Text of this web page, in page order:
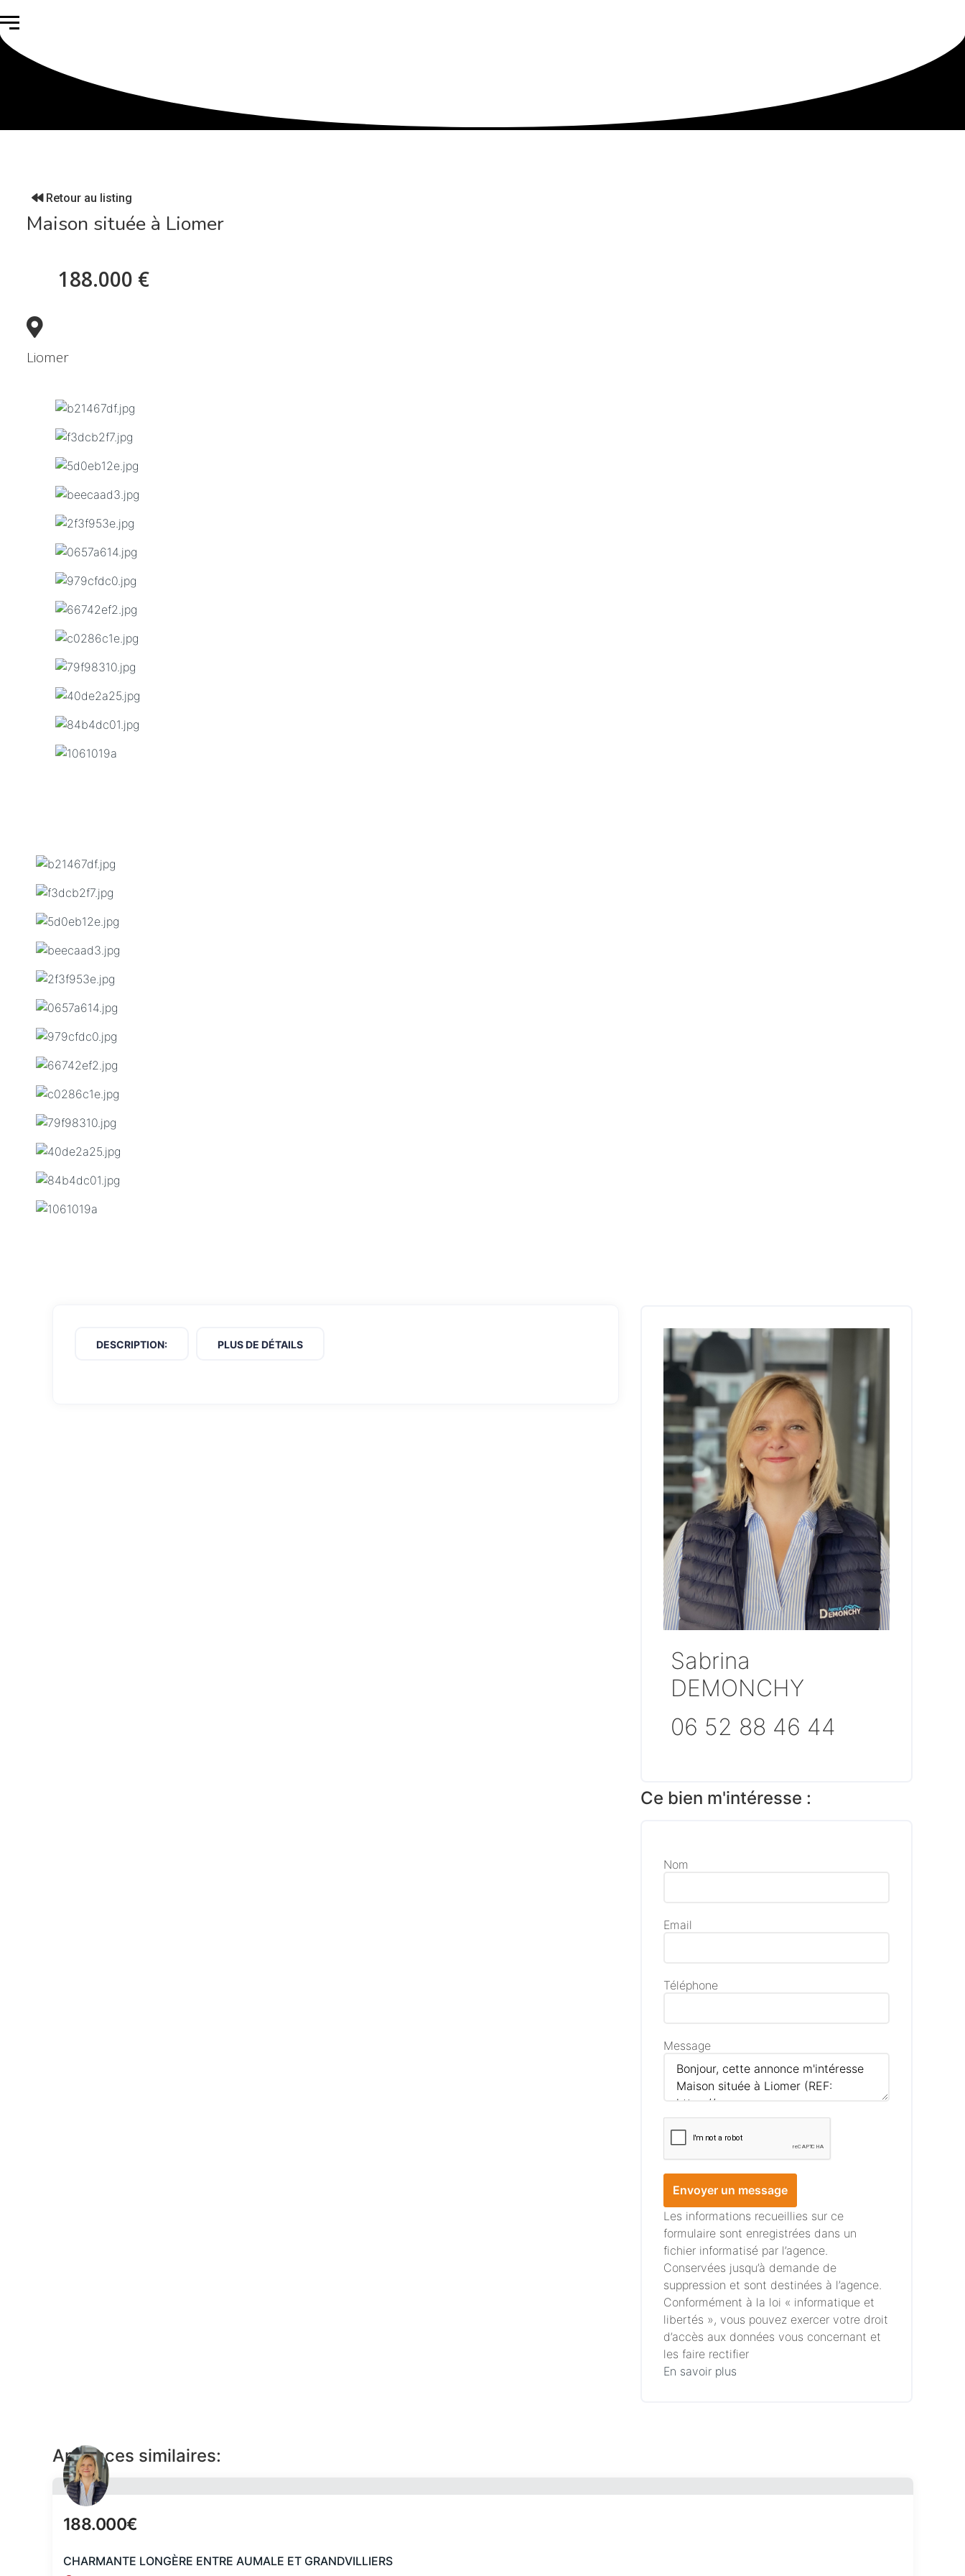
Retour au listing
Maison située à Liomer
188.000 €
Liomer
DESCRIPTION: PLUS DE DÉTAILS
Sabrina
DEMONCHY
06 52 88 46 44
Ce bien m'intéresse :
Nom
Email
Téléphone
Message
Envoyer un message
Les informations recueillies sur ce
formulaire sont enregistrées dans un
fichier informatisé par l’agence.
Conservées jusqu’à demande de
suppression et sont destinées à l’agence.
Conformément à la loi « informatique et
libertés », vous pouvez exercer votre droit
d’accès aux données vous concernant et
les faire rectifier
En savoir plus
Annonces similaires:
188.000€
CHARMANTE LONGÈRE ENTRE AUMALE ET GRANDVILLIERS